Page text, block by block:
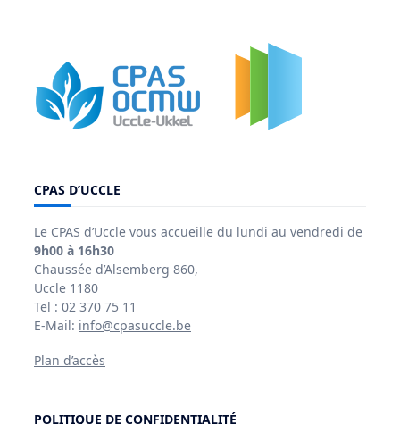
CPAS D’UCCLE
Le CPAS d’Uccle vous accueille du lundi au vendredi de
9h00 à 16h30
Chaussée d’Alsemberg 860,
Uccle 1180
Tel : 02 370 75 11
E-Mail: info@cpasuccle.be
Plan d’accès
POLITIQUE DE CONFIDENTIALITÉ